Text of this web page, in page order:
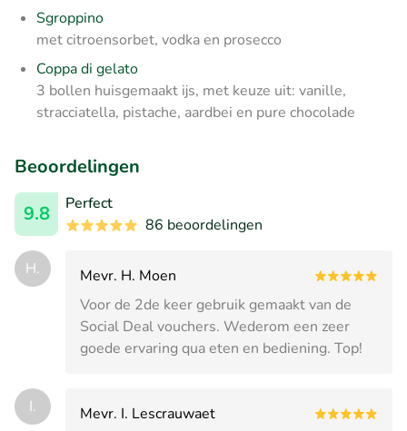
Sgroppino
met citroensorbet, vodka en prosecco
Coppa di gelato
3 bollen huisgemaakt ijs, met keuze uit: vanille,
stracciatella, pistache, aardbei en pure chocolade
Beoordelingen
9.8
Perfect
86 beoordelingen
H.
Mevr. H. Moen
Voor de 2de keer gebruik gemaakt van de
Social Deal vouchers. Wederom een zeer
goede ervaring qua eten en bediening. Top!
I.
Mevr. I. Lescrauwaet